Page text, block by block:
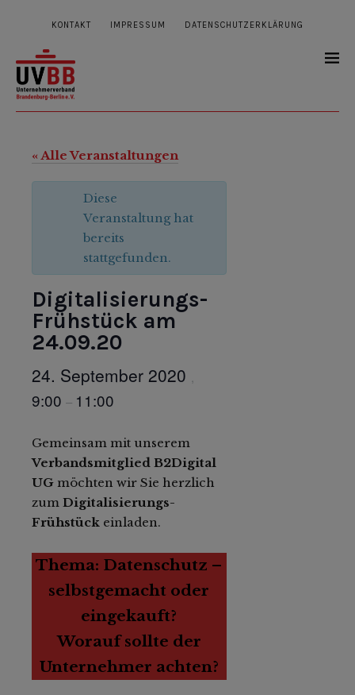
KONTAKT IMPRESSUM DATENSCHUTZERKLÄRUNG
« Alle Veranstaltungen
Diese
Veranstaltung hat
bereits
stattgefunden.
Digitalisierungs-
Frühstück am
24.09.20
24. September 2020 ,
9:00 – 11:00
Gemeinsam mit unserem
Verbandsmitglied B2Digital
UG möchten wir Sie herzlich
zum Digitalisierungs-
Frühstück einladen.
Thema: Datenschutz –
selbstgemacht oder
eingekauft?
Worauf sollte der
Unternehmer achten?